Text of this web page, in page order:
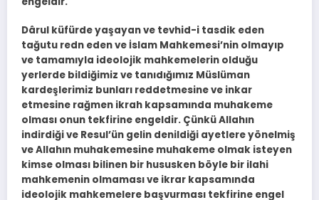
Dârul küfürde yaşayan ve tevhid-i tasdik eden
tağutu redn eden ve İslam Mahkemesi’nin olmayıp
ve tamamıyla ideolojik mahkemelerin olduğu
yerlerde bildiğimiz ve tanıdığımız Müslüman
kardeşlerimiz bunları reddetmesine ve inkar
etmesine rağmen ikrah kapsamında muhakeme
olması onun tekfirine engeldir. Çünkü Allahın
indirdiği ve Resul’ün gelin denildiği ayetlere yönelmiş
ve Allahın muhakemesine muhakeme olmak isteyen
kimse olması bilinen bir hususken böyle bir ilahi
mahkemenin olmaması ve ikrar kapsamında
ideolojik mahkemelere başvurması tekfirine engel